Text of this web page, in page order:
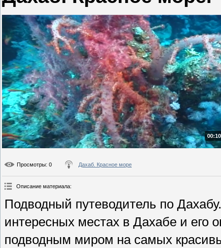
Просмотры: 0 Дахаб. Красное море
Описание материала:
Подводный путеводитель по
интересных местах в Дахабе и его
подводным миром на самых